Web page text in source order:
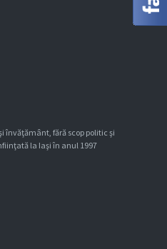
învăţământ, fără scop politic şi
la Iaşi în anul 1997